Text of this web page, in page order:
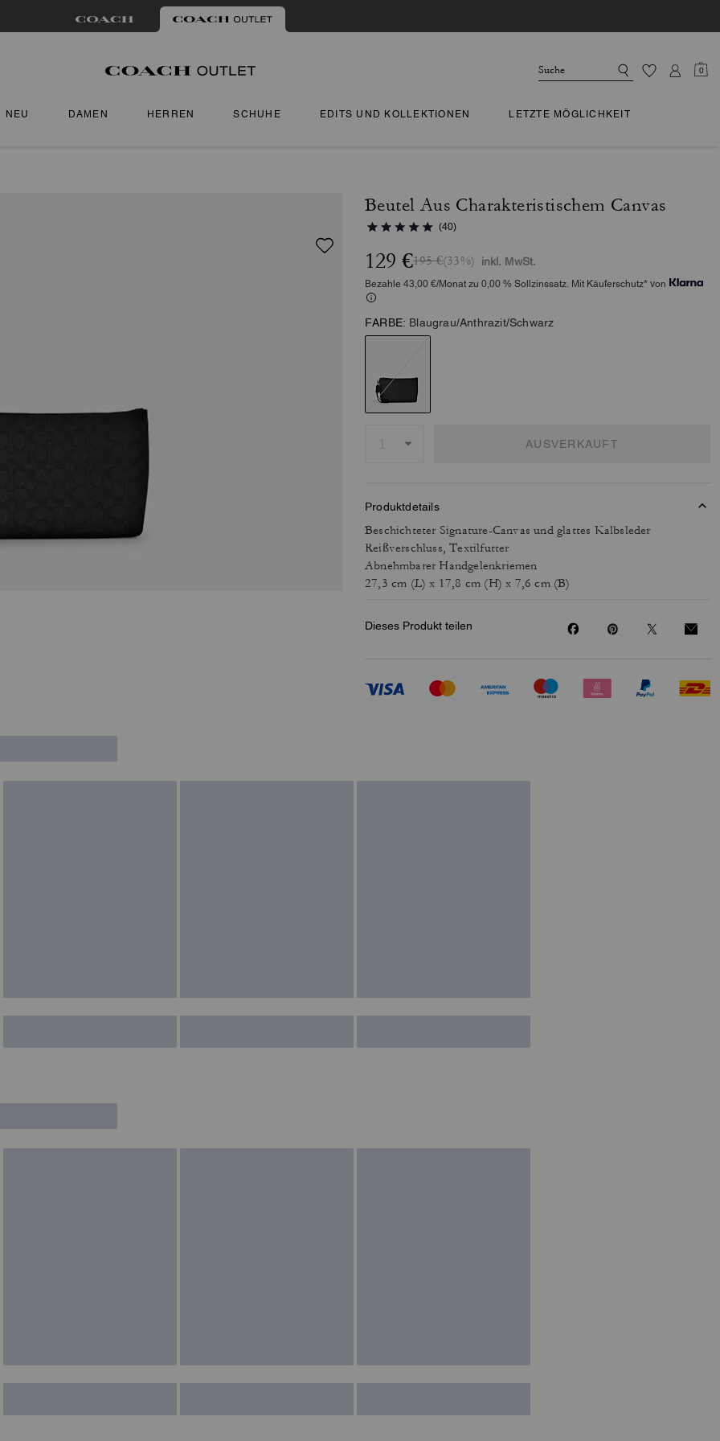
0
NEU DAMEN HERREN SCHUHE EDITS UND KOLLEKTIONEN LETZTE MÖGLICHKEIT
Beutel Aus Charakteristischem Canvas
(40)
129 €195 €(33%) inkl. MwSt.
Bezahle 43,00 €/Monat zu 0,00 % Sollzinssatz. Mit Käuferschutz* von
FARBE: Blaugrau/Anthrazit/Schwarz
AUSVERKAUFT
Produktdetails
Beschichteter Signature-Canvas und glattes Kalbsleder
Reißverschluss, Textilfutter
Abnehmbarer Handgelenkriemen
27,3 cm (L) x 17,8 cm (H) x 7,6 cm (B)
Dieses Produkt teilen